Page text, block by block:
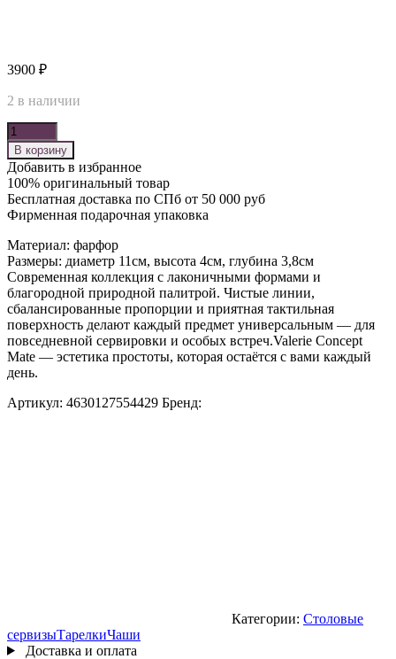
3900 ₽
2 в наличии
Количество
В корзину
Добавить в избранное
100% оригинальный товар
Бесплатная доставка по СПб от 50 000 руб
Фирменная подарочная упаковка
Материал: фарфор
Размеры: диаметр 11см, высота 4см, глубина 3,8см
Современная коллекция с лаконичными формами и
благородной природной палитрой. Чистые линии,
сбалансированные пропорции и приятная тактильная
поверхность делают каждый предмет универсальным — для
повседневной сервировки и особых встреч.Valerie Concept
Mate — эстетика простоты, которая остаётся с вами каждый
день.
Артикул: 4630127554429 Бренд:
Категории: Столовые
сервизыТарелкиЧаши
Доставка и оплата